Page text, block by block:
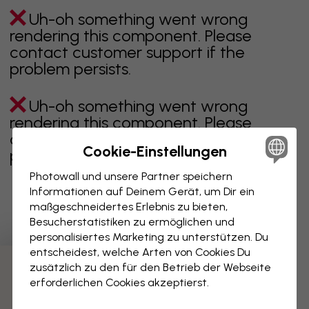
Uh-oh something went wrong
rendering this component. Please
contact customer support if the
problem persists.
Uh-oh something went wrong
rendering this component. Please
contact customer support if the
problem persists.
Zeigt Seite 1 von 1 Seiten
Weitere Kategorien entdecken
Cookie-Einstellungen
Photowall und unsere Partner speichern
Informationen auf Deinem Gerät, um Dir ein
maßgeschneidertes Erlebnis zu bieten,
Besucherstatistiken zu ermöglichen und
personalisiertes Marketing zu unterstützen. Du
entscheidest, welche Arten von Cookies Du
zusätzlich zu den für den Betrieb der Webseite
erforderlichen Cookies akzeptierst.